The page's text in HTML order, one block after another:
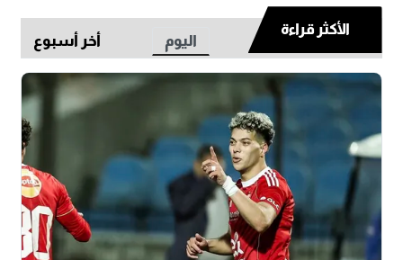
الأكثر قراءة
اليوم أخر أسبوع